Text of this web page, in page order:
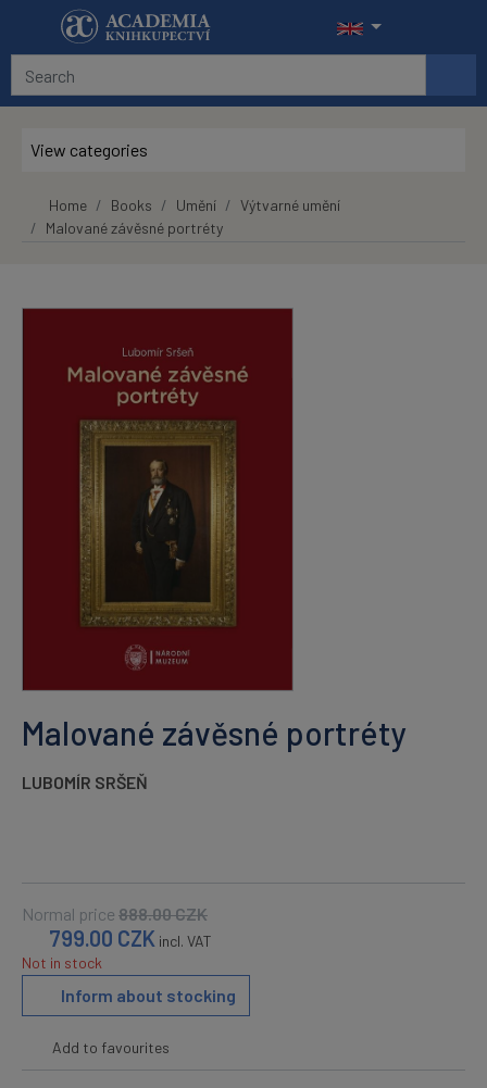
Skip to main content
View categories
Home Books Umění
Výtvarné umění
Malované závěsné portréty
Malované závěsné portréty
LUBOMÍR SRŠEŇ
Normal price 888.00CZK
799.00 CZK incl. VAT
Not in stock
Inform about stocking
Add to favourites